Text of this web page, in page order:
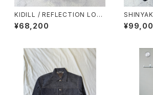
KIDILL / REFLECTION LON
G HAIR BORDER KNIT / BLA
CK × REFLECTION
¥68,200
h canvas